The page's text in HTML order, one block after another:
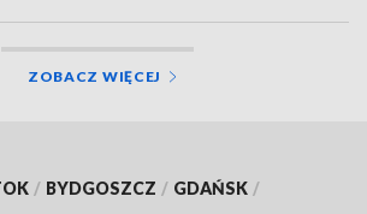
ZOBACZ WIĘCEJ
/ BYDGOSZCZ / GDAŃSK /